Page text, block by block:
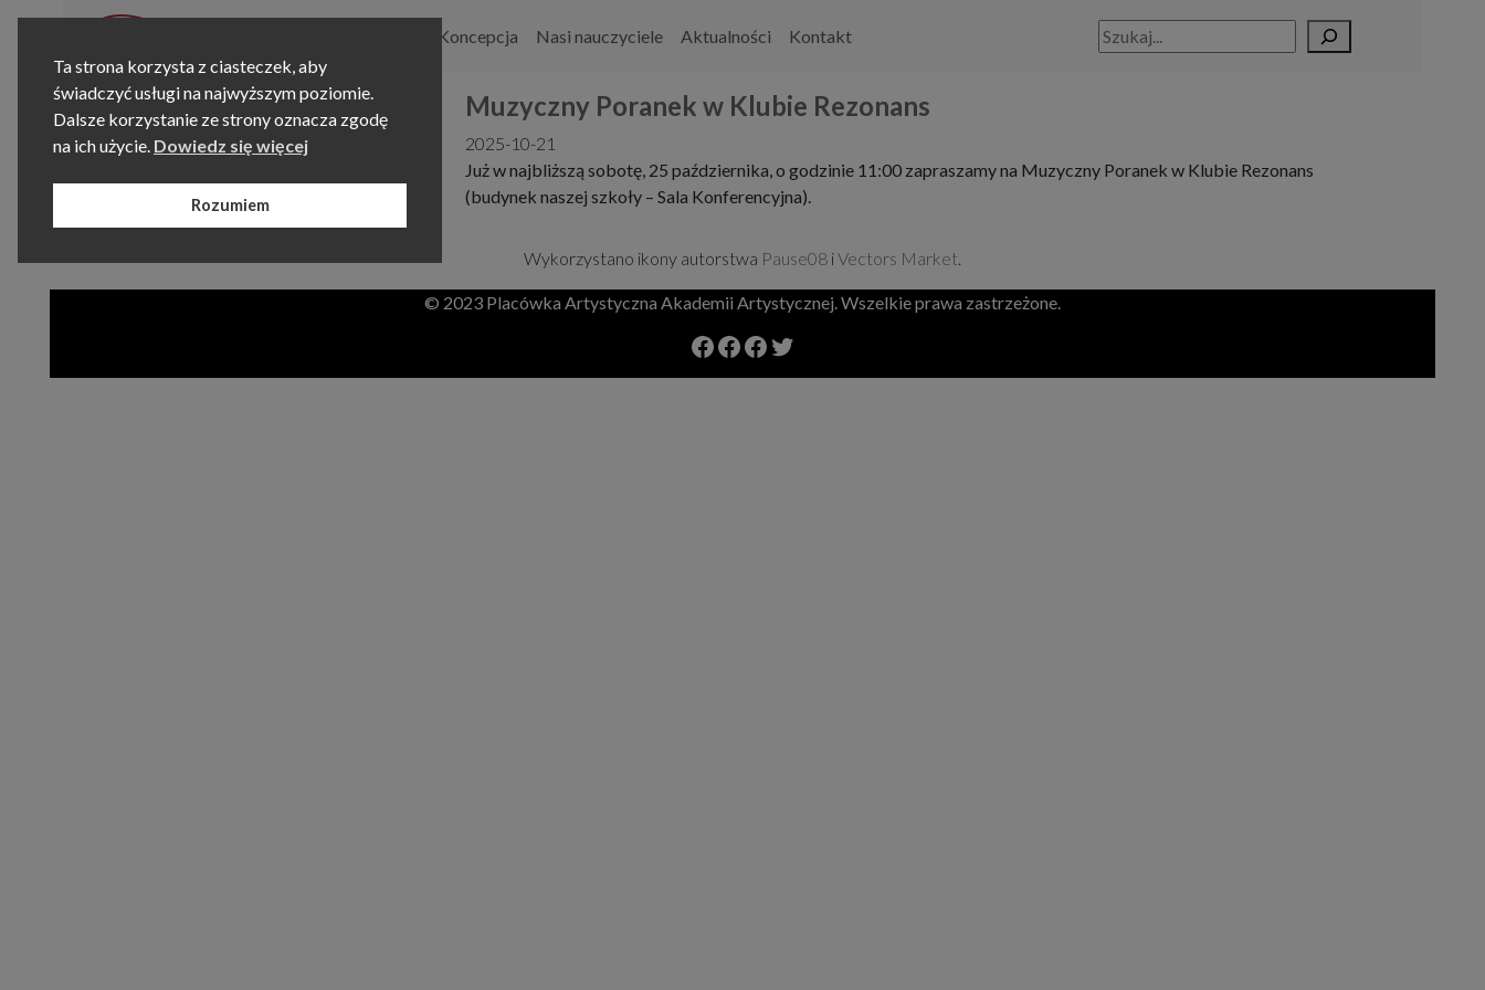
Koncepcja Nasi nauczyciele Aktualności Kontakt Szukaj
Muzyczny Poranek w Klubie Rezonans
2025-10-21
Już w najbliższą sobotę, 25 października, o godzinie 11:00 zapraszamy na Muzyczny Poranek w Klubie Rezonans
(budynek naszej szkoły – Sala Konferencyjna).
Wykorzystano ikony autorstwa Pause08 iVectors Market.
Ta strona korzysta z ciasteczek, aby
świadczyć usługi na najwyższym poziomie.
Dalsze korzystanie ze strony oznacza zgodę
na ich użycie. Dowiedz się więcej
Rozumiem
© 2023 Placówka Artystyczna Akademii Artystycznej. Wszelkie prawa zastrzeżone.
Facebook Szkoła Mmuzyczna Yamaha
Facebook
Facebook
Twitter